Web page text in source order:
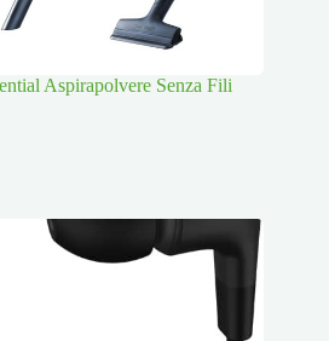
Aspirapolvere Senza Fili